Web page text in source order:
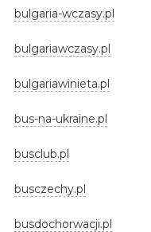
bulgaria-wczasy.pl
bulgariawczasy.pl
bulgariawinieta.pl
bus-na-ukraine.pl
busclub.pl
busczechy.pl
busdochorwacji.pl